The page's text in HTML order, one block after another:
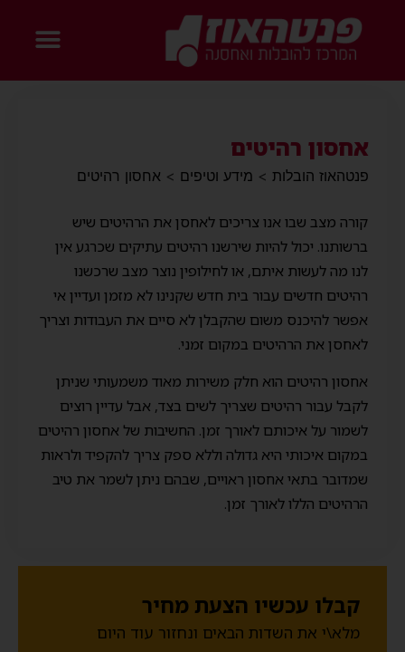
אחסון רהיטים
פנטהאוז הובלות > מידע וטיפים > אחסון רהיטים
קורה מצב שבו אנו צריכים לאחסן את הרהיטים שיש
ברשותנו. יכול להיות שירשנו רהיטים עתיקים שכרגע אין
לנו מה לעשות איתם, או לחילופין נוצר מצב שרכשנו
רהיטים חדשים עבור בית חדש שקנינו לא מזמן ועדיין אי
אפשר להיכנס משום שהקבלן לא סיים את העבודות וצריך
לאחסן את הרהיטים במקום זמני.
אחסון רהיטים הוא חלק משירות מאוד משמעותי שניתן
לקבל עבור רהיטים שצריך לשים בצד, אבל עדיין רוצים
לשמור על איכותם לאורך זמן. החשיבות של אחסון רהיטים
במקום איכותי היא גדולה וללא ספק צריך להקפיד ולראות
שמדובר בתאי אחסון ראויים, שבהם ניתן לשמר את טיב
הרהיטים הללו לאורך זמן.
קבלו עכשיו הצעת מחיר
מלא\י את השדות הבאים ונחזור עוד היום